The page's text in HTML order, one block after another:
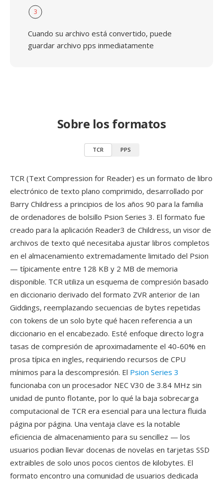
3
Cuando su archivo está convertido, puede
guardar archivo pps inmediatamente
Sobre los formatos
TCR PPS
TCR (Text Compression for Reader) es un formato de libro
electrónico de texto plano comprimido, desarrollado por
Barry Childress a principios de los años 90 para la familia
de ordenadores de bolsillo Psion Series 3. El formato fue
creado para la aplicación Reader3 de Childress, un visor de
archivos de texto qué necesitaba ajustar libros completos
en el almacenamiento extremadamente limitado del Psion
— típicamente entre 128 KB y 2 MB de memoria
disponible. TCR utiliza un esquema de compresión basado
en diccionario derivado del formato ZVR anterior de Ian
Giddings, reemplazando secuencias de bytes repetidas
con tokens de un solo byte qué hacen referencia a un
diccionario en el encabezado. Esté enfoque directo logra
tasas de compresión de aproximadamente el 40-60% en
prosa típica en ingles, requiriendo recursos de CPU
mínimos para la descompresión. El Psion Series 3
funcionaba con un procesador NEC V30 de 3.84 MHz sin
unidad de punto flotante, por lo qué la baja sobrecarga
computacional de TCR era esencial para una lectura fluida
página por página. Una ventaja clave es la notable
eficiencia de almacenamiento para su sencillez — los
usuarios podian llevar docenas de novelas en tarjetas SSD
extraibles de solo unos pocos cientos de kilobytes. El
formato encontro una comunidad de usuarios dedicada